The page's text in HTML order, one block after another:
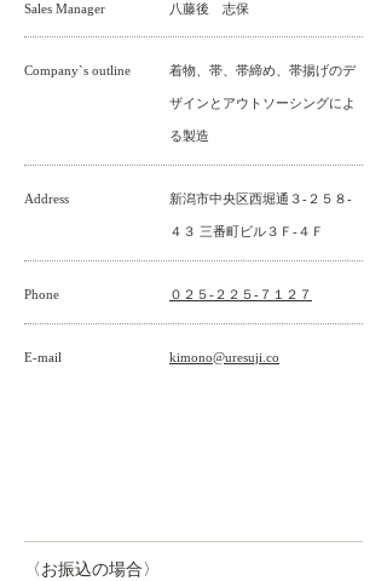
Sales Manager ​八藤後 志保
Company`s outline 着物、帯、帯締め、帯揚げのデ
ザインとアウトソーシングによ
る製造
Address 新潟市中央区西堀通３-２５８-
４３ 三番町ビル３Ｆ-４Ｆ
Phone ０２５-２２５-７１２７
E-mail kimono@uresuji.co
〈お振込の場合〉